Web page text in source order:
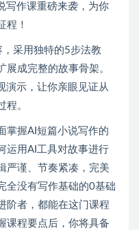
写作课重磅来袭，为你
程！
采用独特的5步法教
成完整的故事骨架。
演示，让你亲眼见证从
程。
掌握AI短篇小说写作的
运用AI工具对故事进行
严谨、节奏紧凑，完美
全没有写作基础的0基础
阶者，都能在这门课程
课程要点后，你将具备